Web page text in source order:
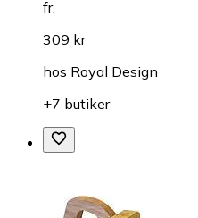
fr.
309 kr
hos Royal Design
+7 butiker